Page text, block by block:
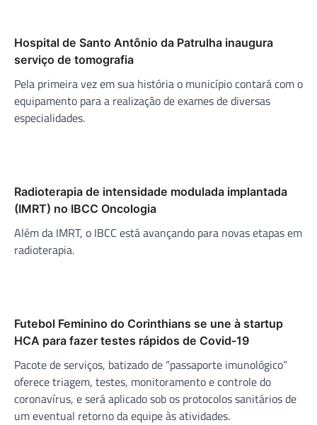
Hospital de Santo Antônio da Patrulha inaugura
serviço de tomografia
Pela primeira vez em sua história o município contará com o
equipamento para a realização de exames de diversas
especialidades.
Radioterapia de intensidade modulada implantada
(IMRT) no IBCC Oncologia
Além da IMRT, o IBCC está avançando para novas etapas em
radioterapia.
Futebol Feminino do Corinthians se une à startup
HCA para fazer testes rápidos de Covid-19
Pacote de serviços, batizado de “passaporte imunológico”
oferece triagem, testes, monitoramento e controle do
coronavírus, e será aplicado sob os protocolos sanitários de
um eventual retorno da equipe às atividades.